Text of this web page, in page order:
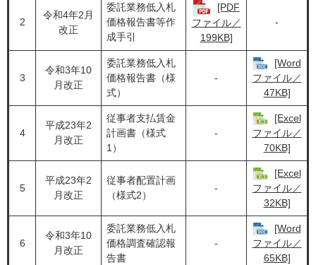
2
令和4年2月
改正
委託業務低入札
価格報告書等作
成手引
[PDF
ファイル／
199KB]
-
3
令和3年10
月改正
委託業務低入札
価格報告書（様
式）
-
[Word
ファイル／
47KB]
4
平成23年2
月改正
従事者支払賃金
計画書（様式
1）
-
[Excel
ファイル／
70KB]
5
平成23年2
月改正
従事者配置計画
（様式2）
-
[Excel
ファイル／
32KB]
6
令和3年10
月改正
委託業務低入札
価格調査確認報
告書
-
[Word
ファイル／
65KB]